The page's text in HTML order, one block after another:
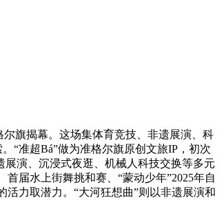
旗揭幕。这场集体育竞技、非遗展演、科
“准超Bá”做为准格尔旗原创文旅IP，初次
展演、沉浸式夜逛、机械人科技交换等多元
届水上街舞挑和赛、“蒙动少年”2025年自
力取潜力。“大河狂想曲”则以非遗展演和